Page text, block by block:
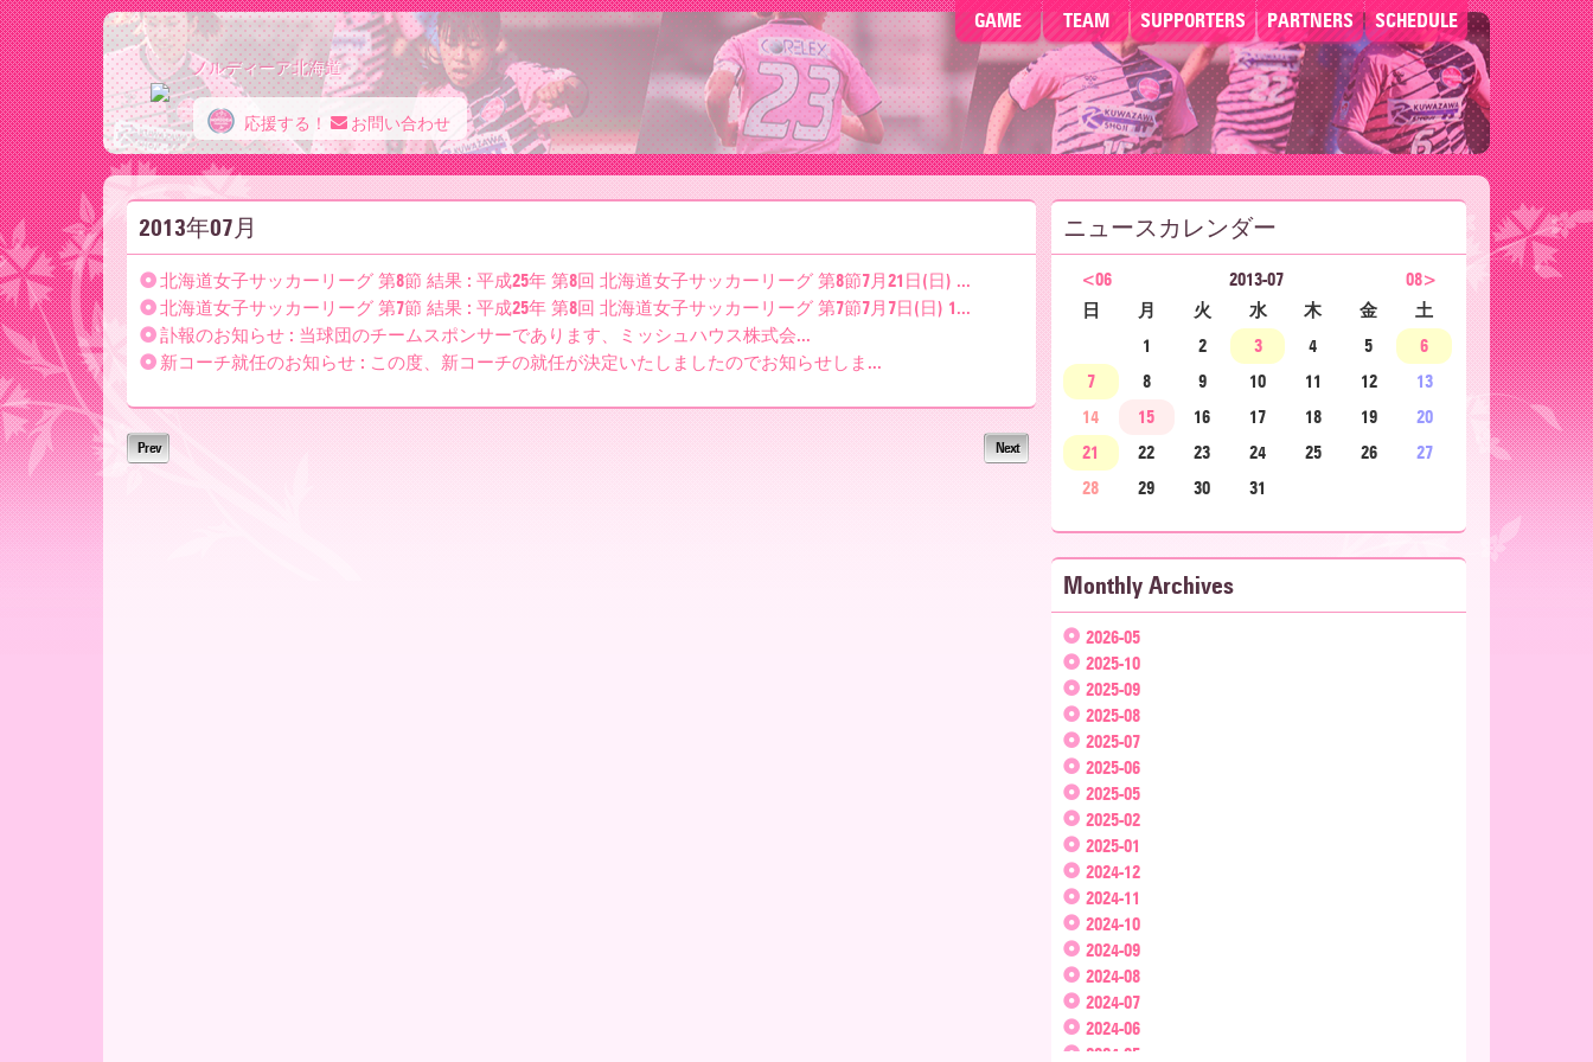
GAME TEAM SUPPORTERS PARTNERS SCHEDULE
ノ
ル
デ
ィ
ノルディーア北海道
応援する！ お問い合わせ
2013年07月
北海道女子サッカーリーグ 第8節 結果 : 平成25年 第8回 北海道女子サッカーリーグ 第8節7月21日(日) ...
北海道女子サッカーリーグ 第7節 結果 : 平成25年 第8回 北海道女子サッカーリーグ 第7節7月7日(日) 1...
訃報のお知らせ : 当球団のチームスポンサーであります、ミッシュハウス株式会...
新コーチ就任のお知らせ : この度、新コーチの就任が決定いたしましたのでお知らせしま...
Prev Next
ニュースカレンダー
<06 2013-07
08>
日
月 火 水 木 金
土
1
2 3 4 5
6
7
8 9 10 11 12
13
14
15 16 17 18 19
20
21
22 23 24 25 26
27
28
29 30 31
Monthly Archives
2026-05
2025-10
2025-09
2025-08
2025-07
2025-06
2025-05
2025-02
2025-01
2024-12
2024-11
2024-10
2024-09
2024-08
2024-07
2024-06
2024-05